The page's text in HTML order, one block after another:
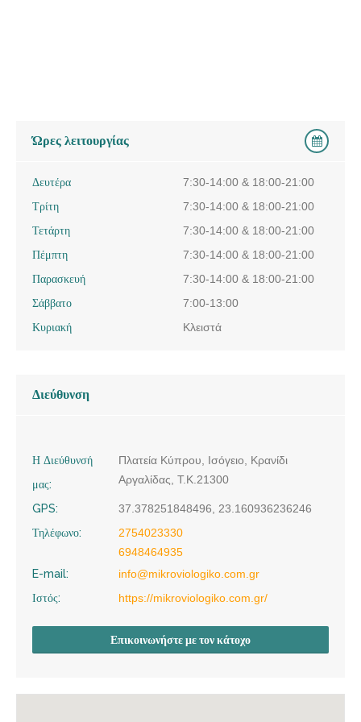
Ώρες λειτουργίας
Δευτέρα
7:30-14:00 & 18:00-21:00
Τρίτη
7:30-14:00 & 18:00-21:00
Τετάρτη
7:30-14:00 & 18:00-21:00
Πέμπτη
7:30-14:00 & 18:00-21:00
Παρασκευή
7:30-14:00 & 18:00-21:00
Σάββατο
7:00-13:00
Κυριακή
Κλειστά
Διεύθυνση
Η Διεύθυνσή
μας:
Πλατεία Κύπρου, Ισόγειο, Κρανίδι
Αργαλίδας, Τ.Κ.21300
GPS:
37.378251848496, 23.160936236246
Τηλέφωνο:
2754023330
6948464935
E-mail:
info@mikroviologiko.com.gr
Ιστός:
https://mikroviologiko.com.gr/
Επικοινωνήστε με τον κάτοχο